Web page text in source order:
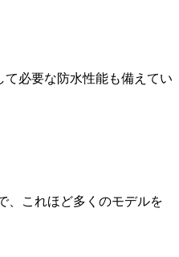
必要な防水性能も備えてい
、これほど多くのモデルを